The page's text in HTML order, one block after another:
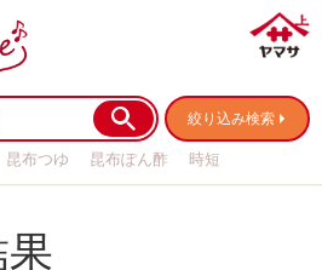
絞り込み検索
昆布つゆ 昆布ぽん酢
時短